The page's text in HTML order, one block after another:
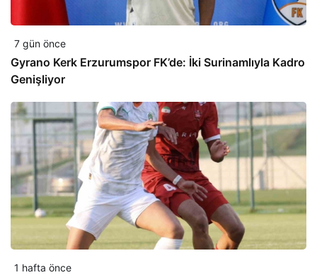
7 gün önce
Gyrano Kerk Erzurumspor FK’de: İki Surinamlıyla Kadro
Genişliyor
1 hafta önce